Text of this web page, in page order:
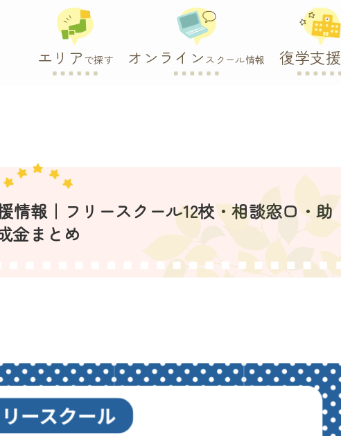
エリア で探す オンライン スクール情報 復学支援
情報｜フリースクール12校・相談窓口・助
金まとめ